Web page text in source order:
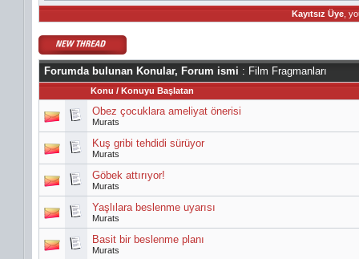
Kayıtsız Üye,
Forumda bulunan Konular, Forum ismi : Film Fragmanları
Konu / Konuyu Başlatan
Obez çocuklara ameliyat önerisi
Murats
Kuş gribi tehdidi sürüyor
Murats
Göbek attırıyor!
Murats
Yaşlılara beslenme uyarısı
Murats
Basit bir beslenme planı
Murats